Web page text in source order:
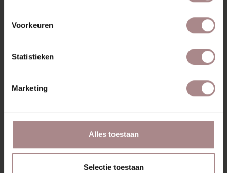
Voorkeuren
Statistieken
Marketing
Alles toestaan
Selectie toestaan